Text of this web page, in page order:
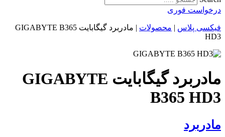
درخواست فوری
فیکسی پلاس | محصولات |
مادربرد گیگابایت GIGABYTE B365
HD3
مادربرد گیگابایت GIGABYTE
B365 HD3
مادربرد